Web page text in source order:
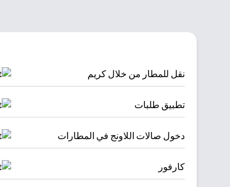
نقل للمطار من خلال كريم
تطبيق طلبات
دخول صالات اللاونج في المطارات
كارفور